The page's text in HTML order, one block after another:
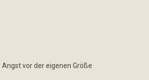
vor der eigenen Größe